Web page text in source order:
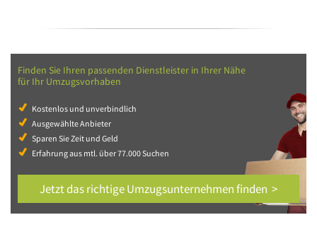
Finden Sie Ihren passenden Dienstleister in Ihrer Nähe
für Ihr Umzugsvorhaben
Kostenlos und unverbindlich
Ausgewählte Anbieter
Sparen Sie Zeit und Geld
Erfahrung aus mtl. über 77.000 Suchen
Jetzt das richtige Umzugsunternehmen finden >